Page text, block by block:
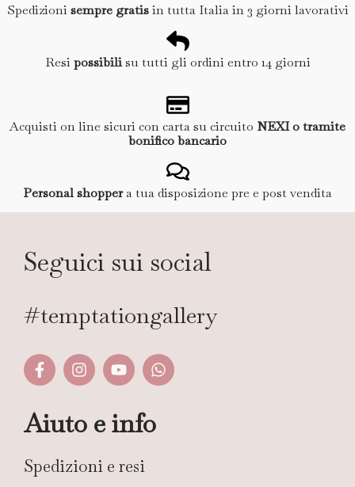
Spedizionisempre gratisin tutta Italia in 3 giorni lavorativi
Resipossibilisu tutti gli ordini entro 14 giorni
Acquisti on line sicuri con carta su circuito NEXI o tramite
bonifico bancario
Personal shoppera tua disposizione pre e post vendita
Seguici sui social
#temptationgallery
Aiuto e info
Spedizioni e resi